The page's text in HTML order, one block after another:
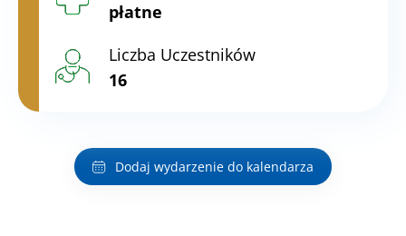
płatne
Liczba Uczestników
16
Dodaj wydarzenie do kalendarza